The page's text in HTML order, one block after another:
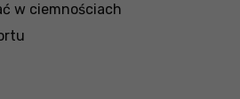
w ciemnościach